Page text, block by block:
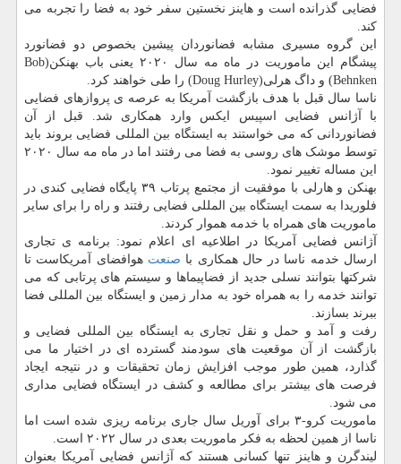
فضایی گذرانده است و هاینز نخستین سفر خود به فضا را تجربه می
کند.
این گروه مسیری مشابه فضانوردان پیشین بخصوص دو فضانورد
پیشگام این ماموریت در ماه مه سال ۲۰۲۰ یعنی باب بهنکن(Bob
Behnken) و داگ هرلی(Doug Hurley) را طی خواهند کرد.
ناسا سال قبل با هدف بازگشت آمریکا به عرصه ی پروازهای فضایی
با آژانس فضایی اسپیس ایکس وارد همکاری شد. قبل از آن
فضانوردانی که می خواستند به ایستگاه بین المللی فضایی بروند باید
توسط موشک های روسی به فضا می رفتند اما در ماه مه سال ۲۰۲۰
این مساله تغییر نمود.
بهنکن و هارلی با موفقیت از مجتمع پرتاب ۳۹ پایگاه فضایی کندی در
فلوریدا به سمت ایستگاه بین المللی فضایی رفتند و راه را برای سایر
ماموریت های همراه با خدمه هموار کردند.
آژانس فضایی آمریکا در اطلاعیه ای اعلام نمود: برنامه ی تجاری
ارسال خدمه ناسا در حال همکاری با صنعت هوافضای آمریکاست تا
شرکتها بتوانند نسلی جدید از فضاپیماها و سیستم های پرتابی که می
توانند خدمه را به همراه خود به مدار زمین و ایستگاه بین المللی فضا
ببرند بسازند.
رفت و آمد و حمل و نقل تجاری به ایستگاه بین المللی فضایی و
بازگشت از آن موقعیت های سودمند گسترده ای در اختیار ما می
گذارد، همین طور موجب افزایش زمان تحقیقات و در نتیجه ایجاد
فرصت های بیشتر برای مطالعه و کشف در ایستگاه فضایی مداری
می شود.
ماموریت کرو-۳ برای آوریل سال جاری برنامه ریزی شده است اما
ناسا از همین لحظه به فکر ماموریت بعدی در سال ۲۰۲۲ است.
لیندگرن و هاینز تنها کسانی هستند که آژانس فضایی آمریکا بعنوان